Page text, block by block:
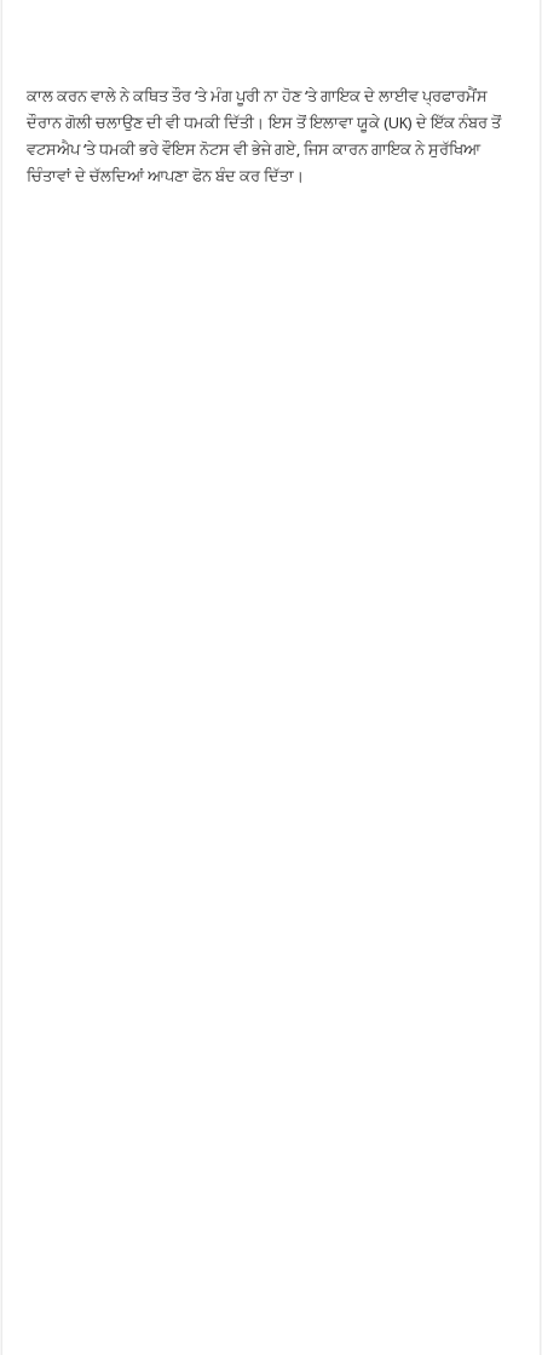
ਕਾਲ ਕਰਨ ਵਾਲੇ ਨੇ ਕਥਿਤ ਤੌਰ ‘ਤੇ ਮੰਗ ਪੂਰੀ ਨਾ ਹੋਣ ‘ਤੇ ਗਾਇਕ ਦੇ ਲਾਈਵ ਪ੍ਰਫਾਰਮੈਂਸ
ਦੌਰਾਨ ਗੋਲੀ ਚਲਾਉਣ ਦੀ ਵੀ ਧਮਕੀ ਦਿੱਤੀ। ਇਸ ਤੋਂ ਇਲਾਵਾ ਯੂਕੇ (UK) ਦੇ ਇੱਕ ਨੰਬਰ ਤੋਂ
ਵਟਸਐਪ ‘ਤੇ ਧਮਕੀ ਭਰੇ ਵੌਇਸ ਨੋਟਸ ਵੀ ਭੇਜੇ ਗਏ, ਜਿਸ ਕਾਰਨ ਗਾਇਕ ਨੇ ਸੁਰੱਖਿਆ
ਚਿੰਤਾਵਾਂ ਦੇ ਚੱਲਦਿਆਂ ਆਪਣਾ ਫੋਨ ਬੰਦ ਕਰ ਦਿੱਤਾ।